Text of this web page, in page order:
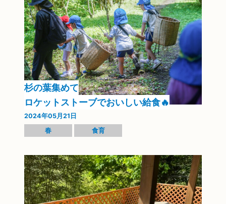
杉の葉集めて
ロケットストーブでおいしい給食🔥
2024年05月21日
春
食育